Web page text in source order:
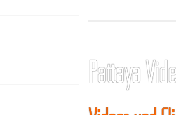
Pattaya